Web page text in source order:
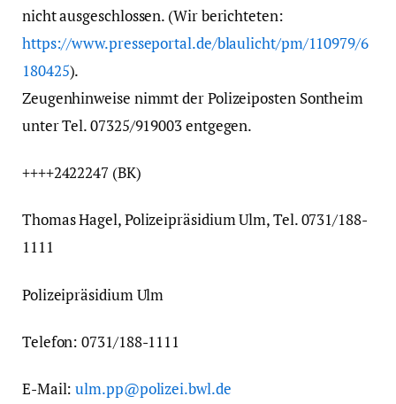
nicht ausgeschlossen. (Wir berichteten:
https://www.presseportal.de/blaulicht/pm/110979/6
180425).
Zeugenhinweise nimmt der Polizeiposten Sontheim
unter Tel. 07325/919003 entgegen.
++++2422247 (BK)
Thomas Hagel, Polizeipräsidium Ulm, Tel. 0731/188-
1111
Polizeipräsidium Ulm
Telefon: 0731/188-1111
E-Mail:ulm.pp@polizei.bwl.de